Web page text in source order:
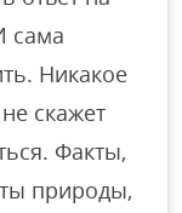
сама
Никакое
скажет
Факты,
природы,